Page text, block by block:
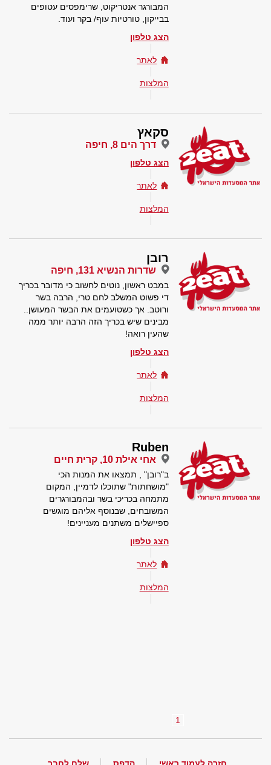
המבורגר אנטריקוט, שרימפסים עטופים
בבייקון, טורטיות עוף/ בקר ועוד.
הצג טלפון
לאתר
המלצות
סקאץ
דרך הים 8, חיפה
הצג טלפון
לאתר
המלצות
רובן
שדרות הנשיא 131, חיפה
במבט ראשון, נוטים לחשוב כי מדובר בכריך
די פשוט המשלב לחם טרי, הרבה בשר
ורוטב. אך כשטועמים את הבשר המעושן..
מבינים שיש בכריך הזה הרבה יותר ממה
שהעין רואה!
הצג טלפון
לאתר
המלצות
Ruben
אחי אילת 10, קרית חיים
ב"רובן" , תמצאו את המנות הכי
"מושחתות" שתוכלו לדמיין, המקום
מתמחה בכריכי בשר ובהמבורגרים
המשובחים, שבנוסף אליהם מוגשים
ספיישלים משתנים מעניינים!
הצג טלפון
לאתר
המלצות
1